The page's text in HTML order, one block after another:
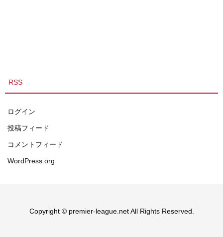
RSS
ログイン
投稿フィード
コメントフィード
WordPress.org
Copyright © premier-league.net All Rights Reserved.